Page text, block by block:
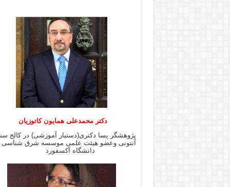
دکتر محمدعلی همایون کاتوزیان
پژوهشگر پسا دکتری(دستیار آموزشی) در کالج
آنتونی وعضو هیئت علمی موسسه شرق
دانشگاه آکسفورد